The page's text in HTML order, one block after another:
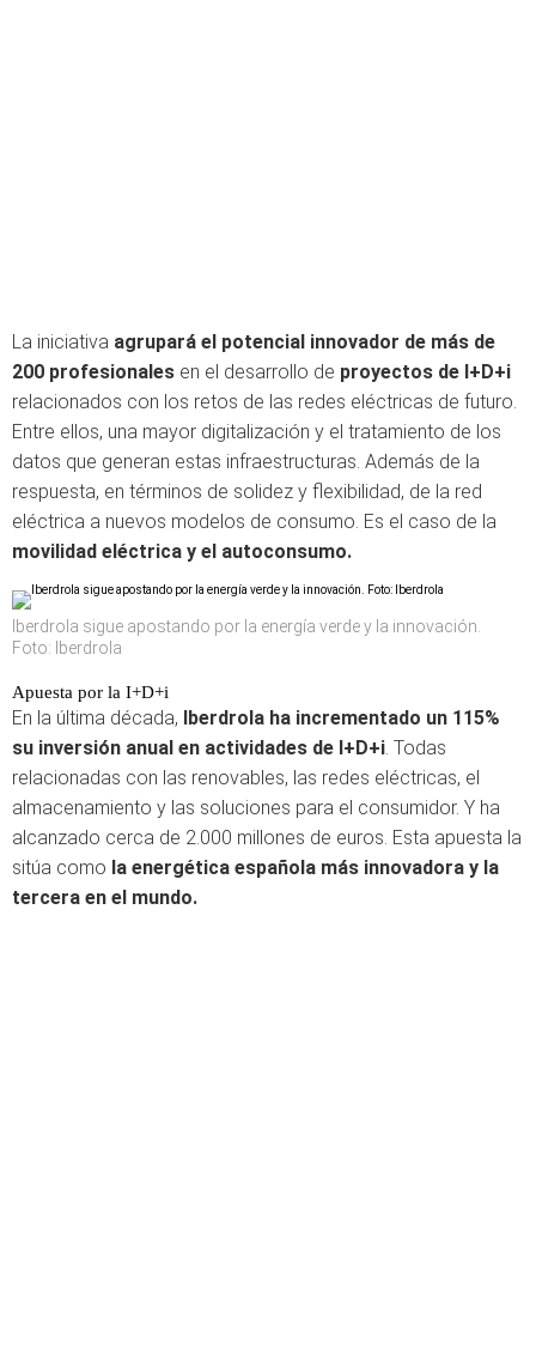
La iniciativa agrupará el potencial innovador de más de
200 profesionales en el desarrollo de proyectos de I+D+i
relacionados con los retos de las redes eléctricas de futuro.
Entre ellos, una mayor digitalización y el tratamiento de los
datos que generan estas infraestructuras. Además de la
respuesta, en términos de solidez y flexibilidad, de la red
eléctrica a nuevos modelos de consumo. Es el caso de la
movilidad eléctrica y el autoconsumo.
Iberdrola sigue apostando por la energía verde y la innovación.
Foto: Iberdrola
Apuesta por la I+D+i
En la última década, Iberdrola ha incrementado un 115%
su inversión anual en actividades de I+D+i. Todas
relacionadas con las renovables, las redes eléctricas, el
almacenamiento y las soluciones para el consumidor. Y ha
alcanzado cerca de 2.000 millones de euros. Esta apuesta la
sitúa como la energética española más innovadora y la
tercera en el mundo.